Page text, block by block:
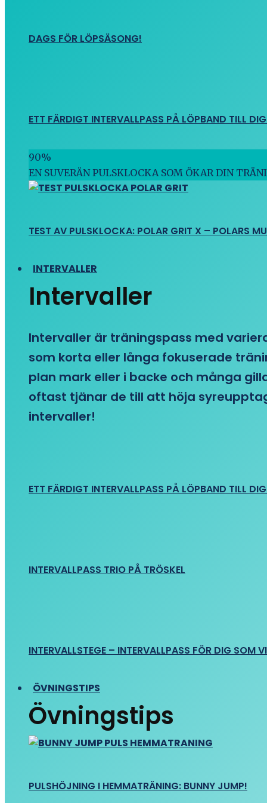
DAGS FÖR LÖPSÄSONG!
ETT FÄRDIGT INTERVALLPASS PÅ LÖPBAND TILL
90%
EN SUVERÄN PULSKLOCKA SOM ÖKAR DIN
TEST AV PULSKLOCKA: POLAR GRIT X – POLARS
INTERVALLER
Intervaller
Intervaller är träningspass med
som korta eller långa fokuserade
plan mark eller i backe och många
oftast tjänar de till att höja
intervaller!
ETT FÄRDIGT INTERVALLPASS PÅ LÖPBAND TILL
INTERVALLPASS TRIO PÅ TRÖSKEL
INTERVALLSTEGE – INTERVALLPASS FÖR DIG SOM
ÖVNINGSTIPS
Övningstips
PULSHÖJNING I HEMMATRÄNING: BUNNY JUMP!